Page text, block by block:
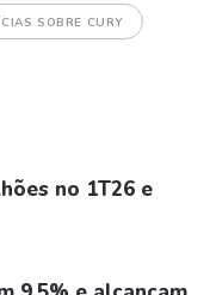
SOBRE CURY
no 1T26 e